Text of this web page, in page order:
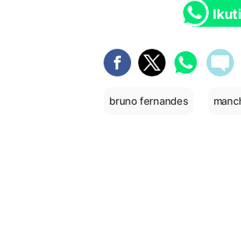
bruno fernandes